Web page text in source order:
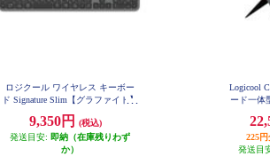
ロジクール ワイヤレス キーボー
ド Signature Slim【グラファイト】
9,350円
(税込)
発送目安: 即納（在庫残りわず
か）
Logicool
ード一体
225
発送目